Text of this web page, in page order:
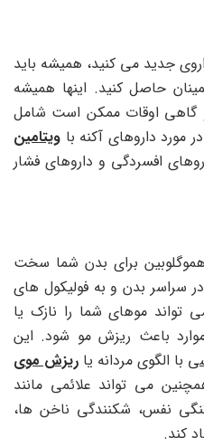
جدید می کنید، همیشه باید
حاصل کنید. اینها همیشه
گاهی اوقات ممکن است شامل
مورد داروهای آکنه با ویتامین
افسردگی و داروهای فشار
هموگلوبین برای بدن شما سخت
سراسر بدن و به فولیکول های
موهای شما را نازک یا
باعث ریزش مو شود. این
با الگوی مردانه یا ریزش موی
می تواند علائمی مانند
نفس، شکنندگی ناخن ها،
کند.